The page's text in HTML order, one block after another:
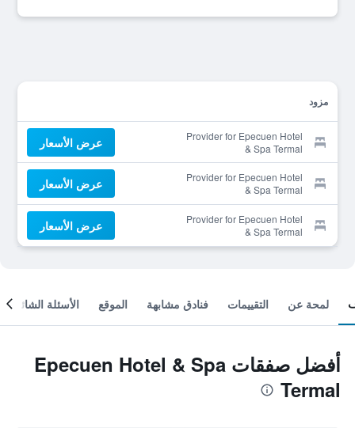
مزود
Provider for Epecuen Hotel
& Spa Termal
عرض الأسعار
Provider for Epecuen Hotel
& Spa Termal
عرض الأسعار
Provider for Epecuen Hotel
& Spa Termal
عرض الأسعار
لمحة عن التقييمات فنادق مشابهة الموقع الأسئلة الشائعة
أفضل صفقات Epecuen Hotel & Spa
Termal